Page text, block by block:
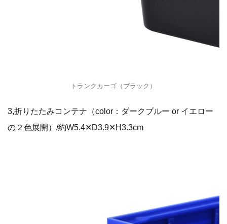
トランクカーゴ（ブラック）
3,折りたたみコンテナ（color：ダークブルー or イエロー
の２色展開）/約W5.4✕D3.9✕H3.3cm